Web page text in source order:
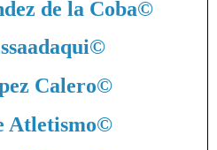
de la Coba©
©
Calero©
Atletismo©